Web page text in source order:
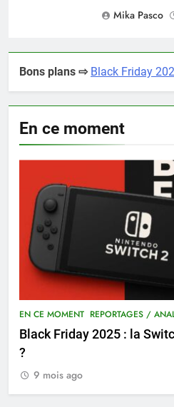
Mika Pasco
Bons plans ⇨ Black Friday
En ce moment
EN CE MOMENT REPORTAGES /
Black Friday 2025 : la
?
9 mois ago